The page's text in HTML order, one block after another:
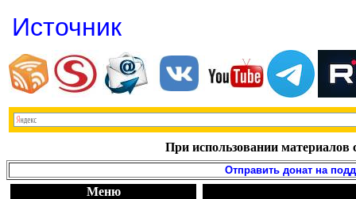
Источник
При использовании материалов
Отправить донат на
Меню